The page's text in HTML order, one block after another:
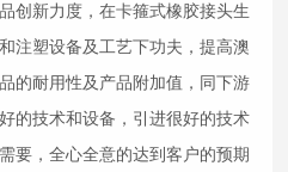
创新力度，在卡箍式橡胶接头生
注塑设备及工艺下功夫，提高澳
的耐用性及产品附加值，同下游
的技术和设备，引进很好的技术
要，全心全意的达到客户的预期